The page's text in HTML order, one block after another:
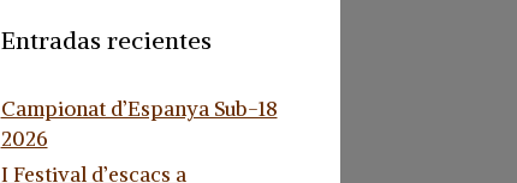
Entradas recientes
Campionat d’Espanya Sub-18
2026
I Festival d’escacs a